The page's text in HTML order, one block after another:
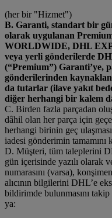
(her bir "Hizmet")
B. Garanti, standart bir
olarak uygulanan
WORLDWIDE, DHL
veya yerli gönderilerde
(“Premium”) Garanti’ye,
gönderilerinden
da tutarlar (ilave yakıt
diğer herhangi bir kalem
C. Birden fazla parçadan
dâhil olan her parça için
herhangi birinin geç
iadesi gönderimin tamamını
D. Müşteri, tüm taleplerini
gün içerisinde yazılı olarak
numarasını (varsa),
alıcının bilgilerini DHL’e
bildirimde bulunmasını
ya: